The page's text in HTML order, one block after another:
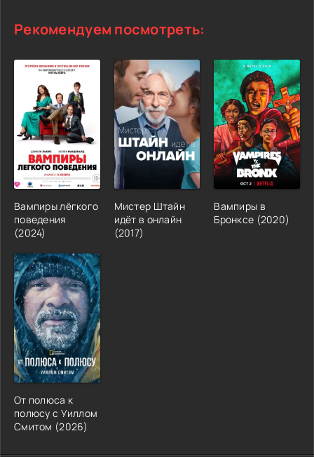
Рекомендуем посмотреть:
Вампиры лёгкого
поведения
(2024)
Мистер Штайн
идёт в онлайн
(2017)
Вампиры в
Бронксе (2020)
От полюса к
полюсу с Уиллом
Смитом (2026)